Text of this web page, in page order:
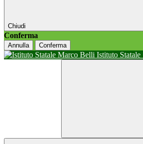
Chiudi
Conferma
Annulla Conferma
Istituto Statale